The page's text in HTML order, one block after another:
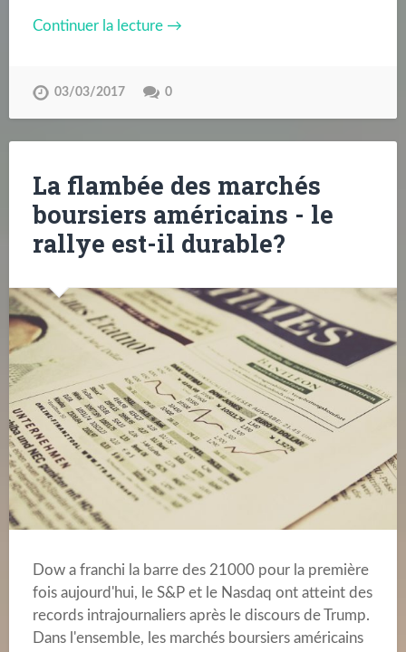
Continuer la lecture →
03/03/2017 0
La flambée des marchés
boursiers américains - le
rallye est-il durable?
Dow a franchi la barre des 21000 pour la première
fois aujourd'hui, le S&P et le Nasdaq ont atteint des
records intrajournaliers après le discours de Trump.
Dans l'ensemble, les marchés boursiers américains